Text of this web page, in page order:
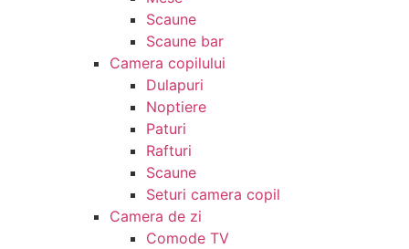
Scaune
Scaune bar
Camera copilului
Dulapuri
Noptiere
Paturi
Rafturi
Scaune
Seturi camera copil
Camera de zi
Comode TV